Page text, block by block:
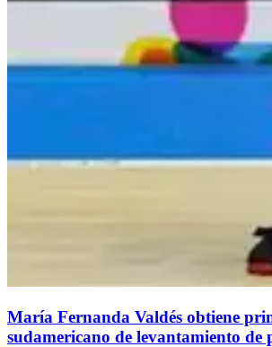
María Fernanda Valdés obtiene
sudamericano de levantamiento de